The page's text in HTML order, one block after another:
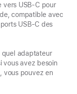
USB‑C pour
compatible avec
USB-C des
quel adaptateur
vous avez besoin
vous pouvez en